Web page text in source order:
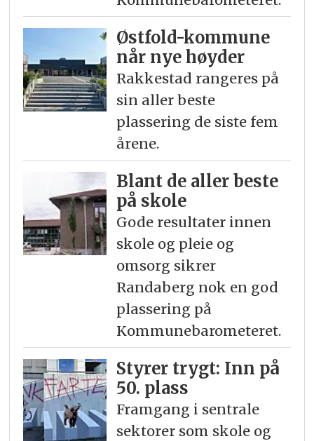
Østfold-kommune
når nye høyder
Rakkestad rangeres på
sin aller beste
plassering de siste fem
årene.
Blant de aller beste
på skole
Gode resultater innen
skole og pleie og
omsorg sikrer
Randaberg nok en god
plassering på
Kommunebarometeret.
Styrer trygt: Inn på
50. plass
Framgang i sentrale
sektorer som skole og